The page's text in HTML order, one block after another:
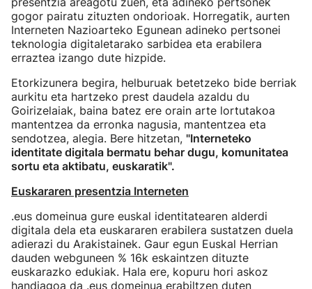
gogor pairatu zituzten ondorioak. Horregatik, aurten
Interneten Nazioarteko Egunean adineko pertsonei
teknologia digitaletarako sarbidea eta erabilera
erraztea izango dute hizpide.
Etorkizunera begira, helburuak betetzeko bide berriak
aurkitu eta hartzeko prest daudela azaldu du
Goirizelaiak, baina batez ere orain arte lortutakoa
mantentzea da erronka nagusia, mantentzea eta
sendotzea, alegia. Bere hitzetan, "Interneteko
identitate digitala bermatu behar dugu, komunitatea
sortu eta aktibatu, euskaratik".
Euskararen presentzia Interneten
.eus domeinua gure euskal identitatearen alderdi
digitala dela eta euskararen erabilera sustatzen duela
adierazi du Arakistainek. Gaur egun Euskal Herrian
dauden webguneen % 16k eskaintzen dituzte
euskarazko edukiak. Hala ere, kopuru hori askoz
handiagoa da .eus domeinua erabiltzen duten